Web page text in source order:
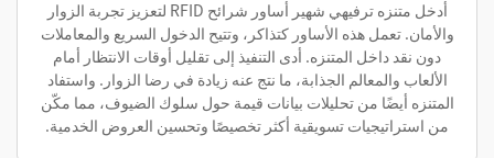
أدخل متنزه ترفيهي شهير أساور شرائح RFID لتعزيز تجربة الزوار
والأمان. تعمل هذه الأساور كتذاكر، وتتيح الدخول السريع والمعاملات
دون نقد داخل المتنزه. أدى التنفيذ إلى تقليل أوقات الانتظار أمام
الألعاب والمعالم الجذابة، ما نتج عنه زيادة في رضا الزوار. واستفاد
المتنزه أيضًا من تحليلات بيانات قيمة حول سلوك الضيوف، مما مكّن
من استراتيجيات تسويقية أكثر تخصيصًا وتحسين العروض الخدمية.